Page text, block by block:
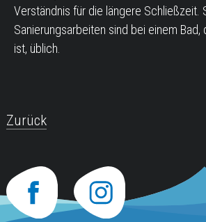
Verständnis für die längere Schließzeit.
Sanierungsarbeiten sind bei einem
ist, üblich.
Zurück